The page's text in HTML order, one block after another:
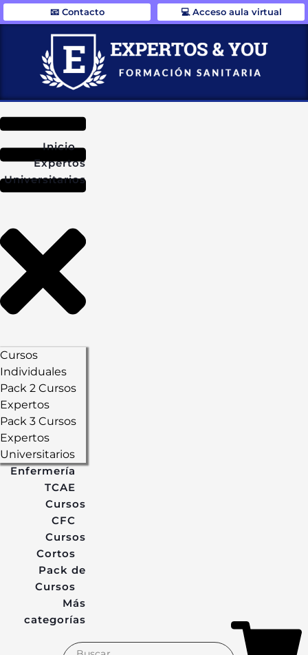
📧 Contacto 💻 Acceso aula virtual
Inicio
Expertos
Universitarios
Cursos
Individuales
Pack 2 Cursos
Expertos
Pack 3 Cursos
Expertos
Universitarios
Enfermería
TCAE
Cursos
CFC
Cursos
Cortos
Pack de
Cursos
Más
categorías